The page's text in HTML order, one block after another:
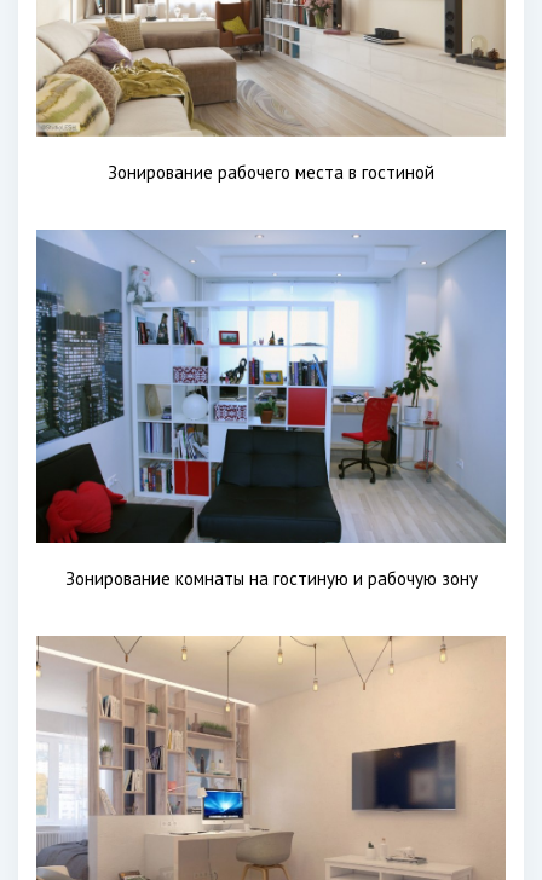
Зонирование рабочего места в гостиной
Зонирование комнаты на гостиную и рабочую зону